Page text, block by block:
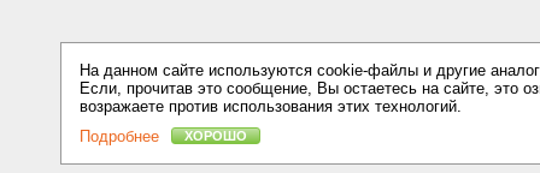
На данном сайте используются cookie-файлы и другие
Если, прочитав это сообщение, Вы остаетесь на сайте, это
возражаете против использования этих технологий.
Подробнее
ХОРОШО